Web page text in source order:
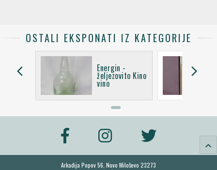
OSTALI EKSPONATI IZ KATEGORIJE
arrow_back_ios Energin -
željezovito Kino
vino
arrow_forward_ios
keyboard_arrow_up
Arkadija Popov 56, Novo Miloševo 23273